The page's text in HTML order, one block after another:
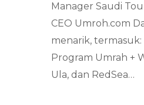
Manager Saudi
CEO Umroh.com
menarik, termasuk:
Program Umrah +
Ula, dan RedSea…